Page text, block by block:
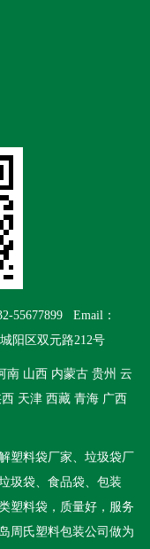
55677899 Email：
阳区双元路212号
南 山西 内蒙古 贵州 云
天津 西藏 青海 广西
塑料袋厂家
垃圾袋厂
圾袋、食品袋、包装
塑料袋，质量好，服务
周氏塑料包装公司做为